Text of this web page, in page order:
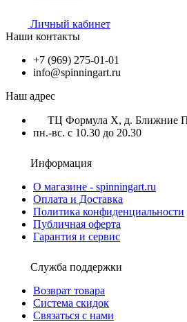
Личный кабинет
Наши контакты
+7 (969) 275-01-01
info@spinningart.ru
Наш адрес
ТЦ Формула X, д. Ближние
пн.-вс. с 10.30 до 20.30
Информация
О магазине - spinningart.ru
Оплата и Доставка
Политика конфиденциальности
Публичная оферта
Гарантия и сервис
Служба поддержки
Возврат товара
Система скидок
Связаться с нами